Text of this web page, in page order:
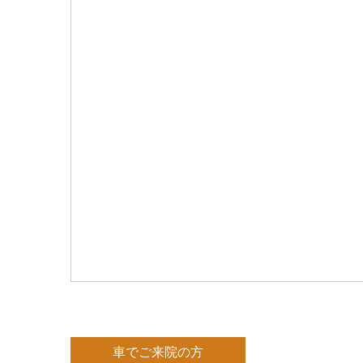
車でご来院の方